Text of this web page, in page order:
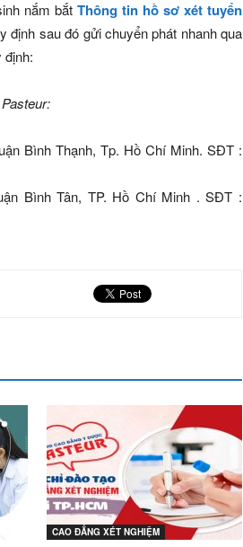
nắm bắtThông tin hồ sơ xét tuyển
định sau đó gửi chuyển phát nhanh qua
định:
Bình Thạnh, Tp. Hồ Chí Minh. SĐT :
Bình Tân, TP. Hồ Chí Minh . SĐT :
CAO ĐẲNG XÉT NGHIỆM